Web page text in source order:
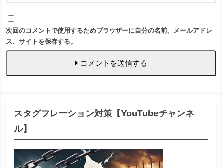
次回のコメントで使用するためブラウザーに自分の名前、メールアドレ
ス、サイトを保存する。
コメントを送信する
スタグフレーション対策【YouTubeチャンネ
ル】